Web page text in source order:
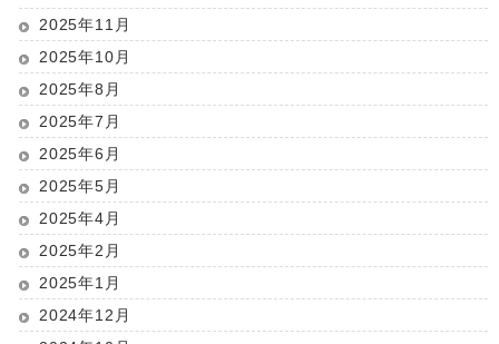
2025年11月
2025年10月
2025年8月
2025年7月
2025年6月
2025年5月
2025年4月
2025年2月
2025年1月
2024年12月